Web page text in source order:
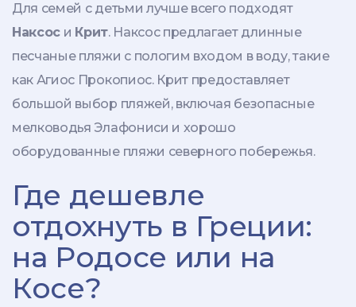
Для семей с детьми лучше всего подходят
Наксос и Крит. Наксос предлагает длинные
песчаные пляжи с пологим входом в воду, такие
как Агиос Прокопиос. Крит предоставляет
большой выбор пляжей, включая безопасные
мелководья Элафониси и хорошо
оборудованные пляжи северного побережья.
Где дешевле
отдохнуть в Греции:
на Родосе или на
Косе?